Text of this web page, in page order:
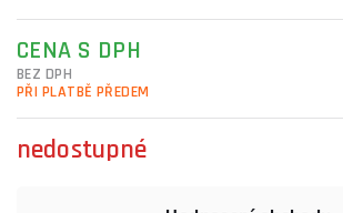
CENA S DPH
BEZ DPH
PŘI PLATBĚ PŘEDEM
nedostupné